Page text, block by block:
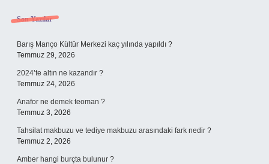
Sidebar
Son Yazılar
Barış Manço Kültür Merkezi kaç yılında yapıldı ?
Temmuz 29, 2026
2024’te altın ne kazandır ?
Temmuz 24, 2026
Anafor ne demek teoman ?
Temmuz 3, 2026
Tahsilat makbuzu ve tediye makbuzu arasındaki fark nedir ?
Temmuz 2, 2026
Amber hangi burçta bulunur ?